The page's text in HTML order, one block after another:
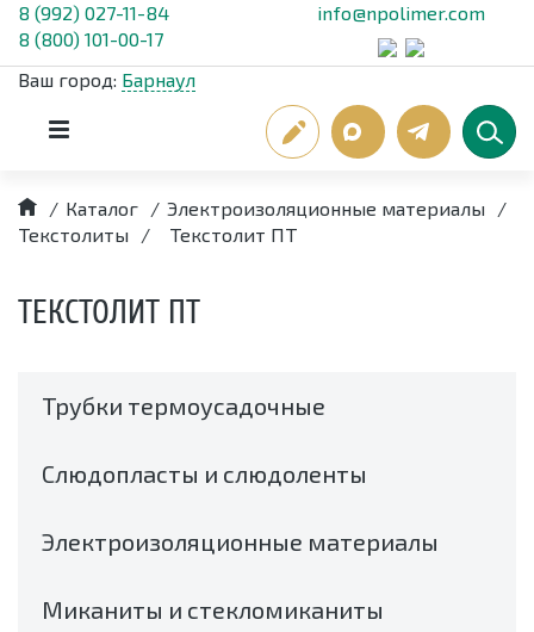
8 (992) 027-11-84
8 (800) 101-00-17
info@npolimer.com
Ваш город: Барнаул
/ Каталог / Электроизоляционные материалы
/
Текстолиты
/ Текстолит ПТ
ТЕКСТОЛИТ ПТ
Трубки термоусадочные
Слюдопласты и слюдоленты
Электроизоляционные материалы
Миканиты и стекломиканиты